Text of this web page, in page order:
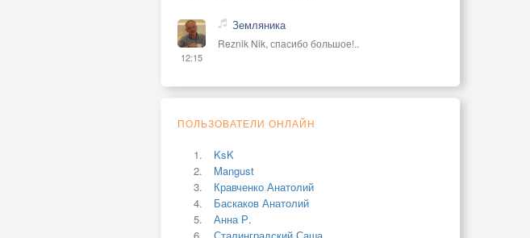
12:15
Земляника
Reznik Nik, спасибо большое!..
ПОЛЬЗОВАТЕЛИ ОНЛАЙН
KsK
Mangust
Кравченко Анатолий
Баскаков Анатолий
Анна Р.